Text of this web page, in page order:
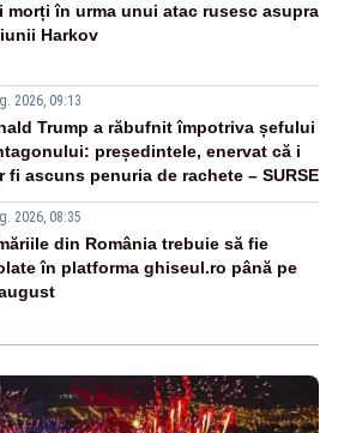
morți în urma unui atac rusesc asupra
Harkov
2026, 09:13
Trump a răbufnit împotriva șefului
președintele, enervat că i
fi ascuns penuria de rachete – SURSE
2026, 08:35
din România trebuie să fie
în platforma ghiseul.ro până pe